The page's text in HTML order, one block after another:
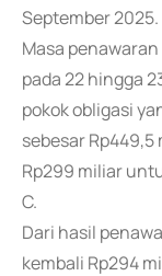
September 2025.
Masa
pada 22 hingga
pokok obligasi
sebesar
Rp299 miliar
C.
Dari hasil
kembali Rp294